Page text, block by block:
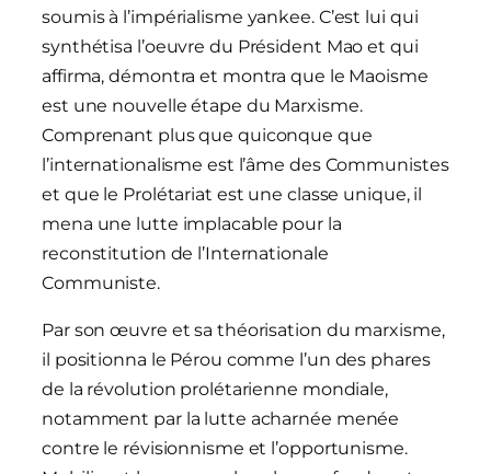
soumis à l’impérialisme yankee. C’est lui qui
synthétisa l’oeuvre du Président Mao et qui
affirma, démontra et montra que le Maoisme
est une nouvelle étape du Marxisme.
Comprenant plus que quiconque que
l’internationalisme est l’âme des Communistes
et que le Prolétariat est une classe unique, il
mena une lutte implacable pour la
reconstitution de l’Internationale
Communiste.
Par son œuvre et sa théorisation du marxisme,
il positionna le Pérou comme l’un des phares
de la révolution prolétarienne mondiale,
notamment par la lutte acharnée menée
contre le révisionnisme et l’opportunisme.